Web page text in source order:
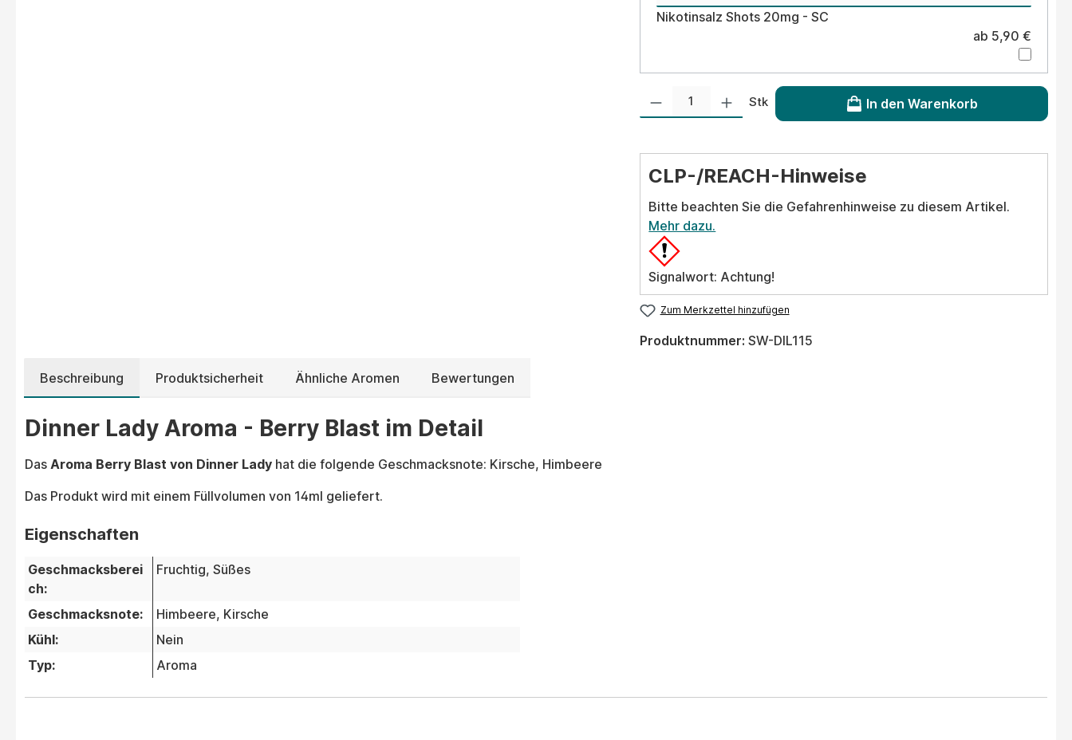
Nikotinsalz Shots 20mg - SC
ab 5,90 €
Produkt Anzahl: Gib den gewünschten Wert ein oder benutze die Schaltflächen um die
Stk In den Warenkorb
CLP-/REACH-Hinweise
Bitte beachten Sie die Gefahrenhinweise zu diesem Artikel.
Mehr dazu.
Signalwort: Achtung!
Zum Merkzettel hinzufügen
Produktnummer:SW-DIL115
Beschreibung Produktsicherheit Ähnliche Aromen Bewertungen
Dinner Lady Aroma - Berry Blast im Detail
Das Aroma Berry Blast von Dinner Lady hat die folgende Geschmacksnote: Kirsche, Himbeere
Das Produkt wird mit einem Füllvolumen von 14ml geliefert.
Eigenschaften
Geschmacksberei
ch:
Fruchtig, Süßes
Geschmacksnote: Himbeere, Kirsche
Kühl:
Nein
Typ:
Aroma